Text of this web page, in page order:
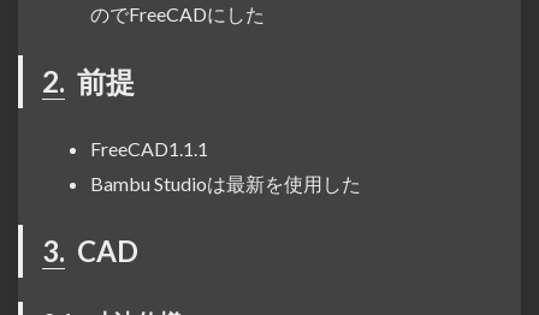
のでFreeCADにした
2. 前提
FreeCAD1.1.1
Bambu Studioは最新を使用した
3. CAD